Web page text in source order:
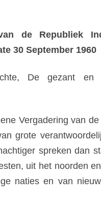
de Republiek
30 September 1960
De gezant en
Vergadering van
grote
spreken dan
uit het noorden
naties en van